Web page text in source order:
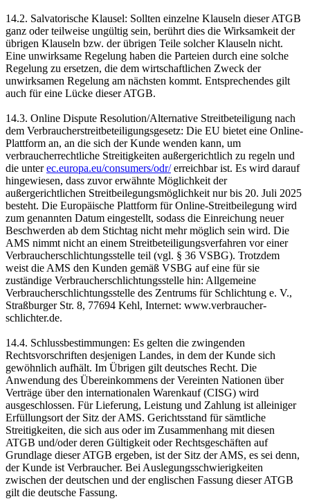
14.2. Salvatorische Klausel: Sollten einzelne Klauseln dieser ATGB
ganz oder teilweise ungültig sein, berührt dies die Wirksamkeit der
übrigen Klauseln bzw. der übrigen Teile solcher Klauseln nicht.
Eine unwirksame Regelung haben die Parteien durch eine solche
Regelung zu ersetzen, die dem wirtschaftlichen Zweck der
unwirksamen Regelung am nächsten kommt. Entsprechendes gilt
auch für eine Lücke dieser ATGB.
14.3. Online Dispute Resolution/Alternative Streitbeteiligung nach
dem Verbraucherstreitbeteiligungsgesetz: Die EU bietet eine Online-
Plattform an, an die sich der Kunde wenden kann, um
verbraucherrechtliche Streitigkeiten außergerichtlich zu regeln und
die unterec.europa.eu/consumers/odr/erreichbar ist. Es wird darauf
hingewiesen, dass zuvor erwähnte Möglichkeit der
außergerichtlichen Streitbeilegungsmöglichkeit nur bis 20. Juli 2025
besteht. Die Europäische Plattform für Online-Streitbeilegung wird
zum genannten Datum eingestellt, sodass die Einreichung neuer
Beschwerden ab dem Stichtag nicht mehr möglich sein wird. Die
AMS nimmt nicht an einem Streitbeteiligungsverfahren vor einer
Verbraucherschlichtungsstelle teil (vgl. § 36 VSBG). Trotzdem
weist die AMS den Kunden gemäß VSBG auf eine für sie
zuständige Verbraucherschlichtungsstelle hin: Allgemeine
Verbraucherschlichtungsstelle des Zentrums für Schlichtung e. V.,
Straßburger Str. 8, 77694 Kehl, Internet: www.verbraucher-
schlichter.de.
14.4. Schlussbestimmungen: Es gelten die zwingenden
Rechtsvorschriften desjenigen Landes, in dem der Kunde sich
gewöhnlich aufhält. Im Übrigen gilt deutsches Recht. Die
Anwendung des Übereinkommens der Vereinten Nationen über
Verträge über den internationalen Warenkauf (CISG) wird
ausgeschlossen. Für Lieferung, Leistung und Zahlung ist alleiniger
Erfüllungsort der Sitz der AMS. Gerichtsstand für sämtliche
Streitigkeiten, die sich aus oder im Zusammenhang mit diesen
ATGB und/oder deren Gültigkeit oder Rechtsgeschäften auf
Grundlage dieser ATGB ergeben, ist der Sitz der AMS, es sei denn,
der Kunde ist Verbraucher. Bei Auslegungsschwierigkeiten
zwischen der deutschen und der englischen Fassung dieser ATGB
gilt die deutsche Fassung.